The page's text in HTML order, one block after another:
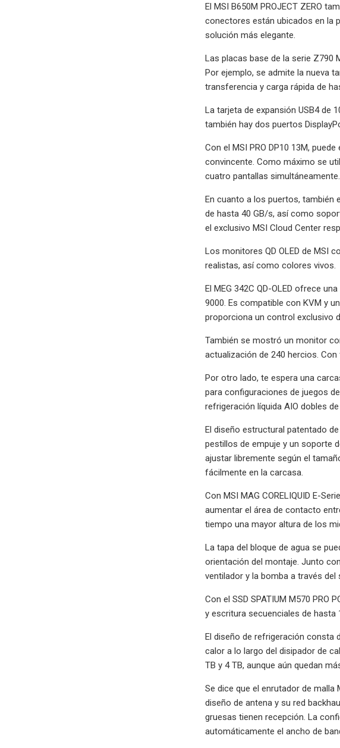
El MSI B650M PROJECT ZERO
conectores están ubicados en la
solución más elegante.
Las placas base de la serie Z790
Por ejemplo, se admite la nueva
transferencia y carga rápida de
La tarjeta de expansión USB4 de
también hay dos puertos
Con el MSI PRO DP10 13M,
convincente. Como máximo se
cuatro pantallas simultáneamente.
En cuanto a los puertos, también
de hasta 40 GB/s, así como
el exclusivo MSI Cloud Center
Los monitores QD OLED de MSI
realistas, así como colores vivos.
El MEG 342C QD-OLED ofrece
9000. Es compatible con KVM y
proporciona un control exclusivo
También se mostró un monitor
actualización de 240 hercios.
Por otro lado, te espera una
para configuraciones de juegos
refrigeración líquida AIO dobles
El diseño estructural patentado
pestillos de empuje y un soporte
ajustar libremente según el
fácilmente en la carcasa.
Con MSI MAG CORELIQUID E-
aumentar el área de contacto
tiempo una mayor altura de los
La tapa del bloque de agua se
orientación del montaje. Junto
ventilador y la bomba a través del
Con el SSD SPATIUM M570 PRO
y escritura secuenciales de hasta
El diseño de refrigeración consta
calor a lo largo del disipador de
TB y 4 TB, aunque aún quedan
Se dice que el enrutador de malla
diseño de antena y su red
gruesas tienen recepción. La
automáticamente el ancho de